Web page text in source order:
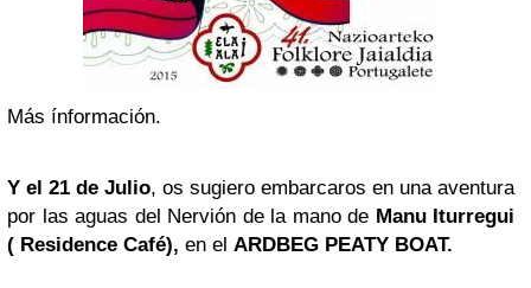
Más ínformación.
Y el 21 de Julio, os sugiero embarcaros en una aventura
por las aguas del Nervión de la mano de Manu Iturregui
( Residence Café), en el ARDBEG PEATY BOAT.